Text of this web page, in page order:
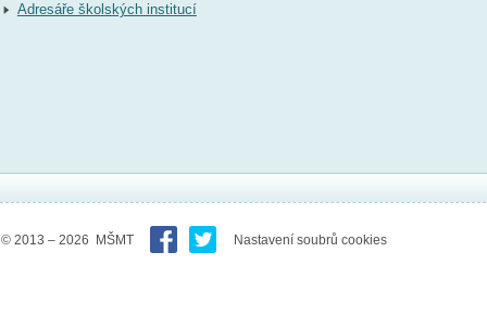
Adresáře školských institucí
© 2013 – 2026 MŠMT Nastavení soubrů cookies